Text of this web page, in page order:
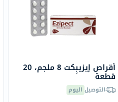
أقراص إيزيبِكت 8 ملجم، 20
قطعة
التوصيل اليوم